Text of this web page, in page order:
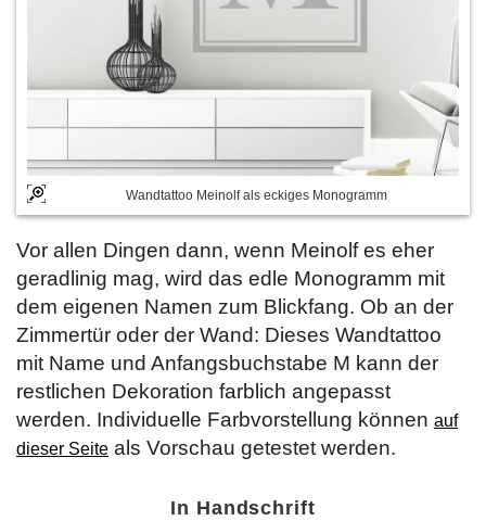
Wandtattoo Meinolf als eckiges Monogramm
Vor allen Dingen dann, wenn Meinolf es eher
geradlinig mag, wird das edle Monogramm mit
dem eigenen Namen zum Blickfang. Ob an der
Zimmertür oder der Wand: Dieses Wandtattoo
mit Name und Anfangsbuchstabe M kann der
restlichen Dekoration farblich angepasst
werden. Individuelle Farbvorstellung können auf
dieser Seite als Vorschau getestet werden.
In Handschrift